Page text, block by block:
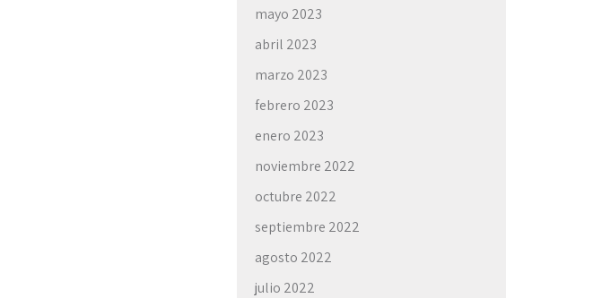
mayo 2023
abril 2023
marzo 2023
febrero 2023
enero 2023
noviembre 2022
octubre 2022
septiembre 2022
agosto 2022
julio 2022